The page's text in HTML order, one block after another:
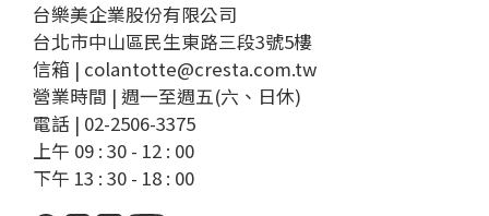
台樂美企業股份有限公司
台北市中山區民生東路三段3號5樓
信箱 | colantotte@cresta.com.tw
營業時間 | 週一至週五(六、日休)
電話 | 02-2506-3375
上午 09 : 30 - 12 : 00
下午 13 : 30 - 18 : 00